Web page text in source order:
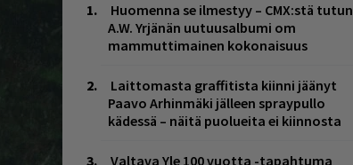
Huomenna se ilmestyy – CMX:stä tutun
A.W. Yrjänän uutuusalbumi om
mammuttimainen kokonaisuus
Laittomasta graffitista kiinni jäänyt
Paavo Arhinmäki jälleen spraypullo
kädessä – näitä puolueita ei kiinnosta
Valtava Yle 100 vuotta -tapahtuma